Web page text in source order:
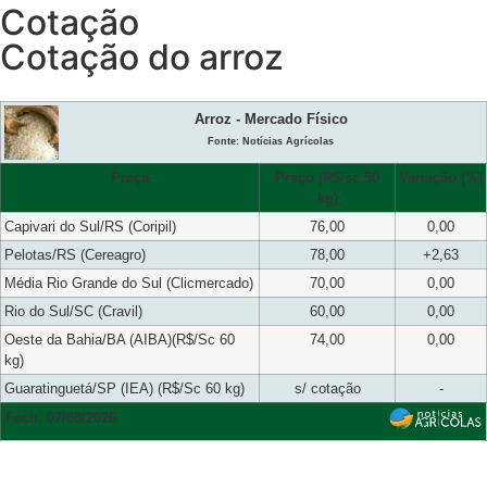
Cotação
Cotação do arroz
Arroz - Mercado Físico
Fonte: Notícias Agrícolas
Praça
Preço (R$/sc 50
kg)
Variação (%)
Capivari do Sul/RS (Coripil) 76,00
0,00
Pelotas/RS (Cereagro)
78,00
+2,63
Média Rio Grande do Sul (Clicmercado)
70,00
0,00
Rio do Sul/SC (Cravil)
60,00
0,00
Oeste da Bahia/BA (AIBA)(R$/Sc 60
kg)
74,00 0,00
Guaratinguetá/SP (IEA) (R$/Sc 60 kg) s/ cotação
-
Fech. 07/08/2026